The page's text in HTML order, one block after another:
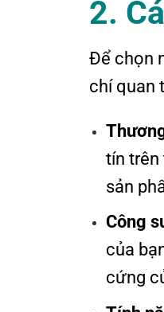
2.
Để chọn
chí quan
tín trên
sản
Công
của
cứng